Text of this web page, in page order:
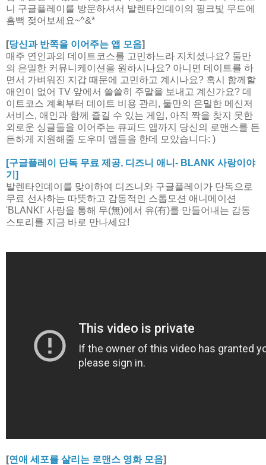
니 구글플레이를 방문하셔서 발렌타인데이의 핑크빛 무드에
흠뻑 젖어보세요~^&*
[당신과 반쪽을 이어주는 앱 모음]
매주 연인과의 데이트코스를 고민하느라 지치셨나요? 둘만
의 은밀한 커뮤니케이션을 원하시나요? 아니면 데이트를 하
면서 가벼워진 지갑 때문에 고민하고 계시나요? 혹시 함께할
애인이 없어 TV 앞에서 쓸쓸히 주말을 보내고 계신가요? 데
이트코스 계획부터 데이트 비용 관리, 둘만의 은밀한 메신저
서비스, 애인과 함께 즐길 수 있는 게임, 아직 짝을 찾지 못한
외로운 싱글들을 이어주는 큐피드 앱까지 당신의 로맨스를 든
든하게 지원해줄 도우미 앱들을 한데 모았습니다: )
[구글플레이 단독 무료 제공, 디즈니 애니- BLANK 사랑이야
기]
발렌타인데이를 맞이하여 디즈니와 구글플레이가 단독으로
무료 선사하는 따뜻하고 감동적인 스톱모션 애니메이션
'BLANK!' 사랑을 통해 무(無)에서 유(有)를 만들어내는 감동
스토리를 지금 바로 만나세요!
[연애 세포를 살리는 로맨스 영화 모음]